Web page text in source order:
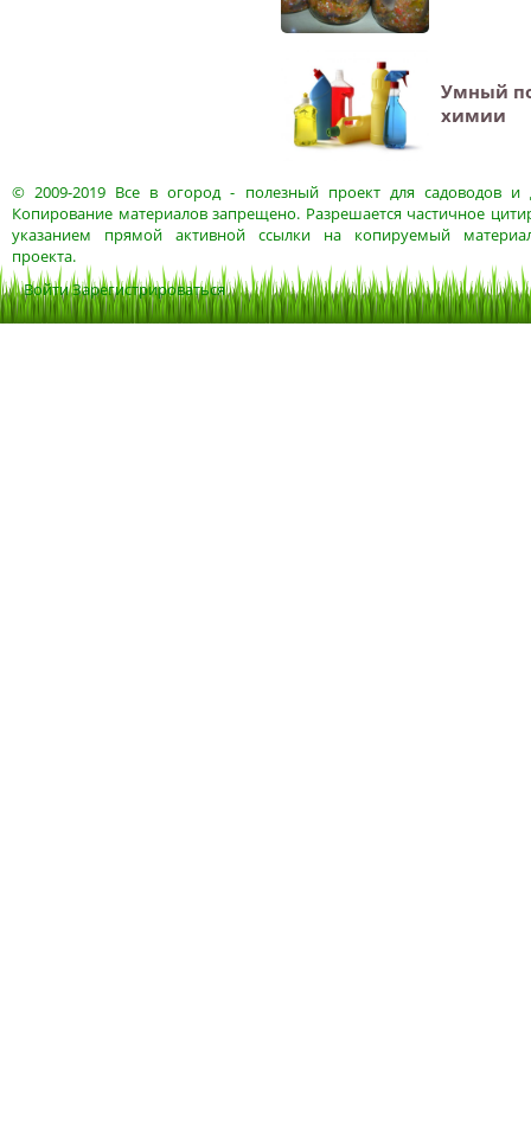
Умный
химии
© 2009-2019 Все в огород- полезный проект для садоводов и
Копирование материалов запрещено. Разрешается частичное
указанием прямой активной ссылки на копируемый
проекта.
ВойтиЗарегистрироваться